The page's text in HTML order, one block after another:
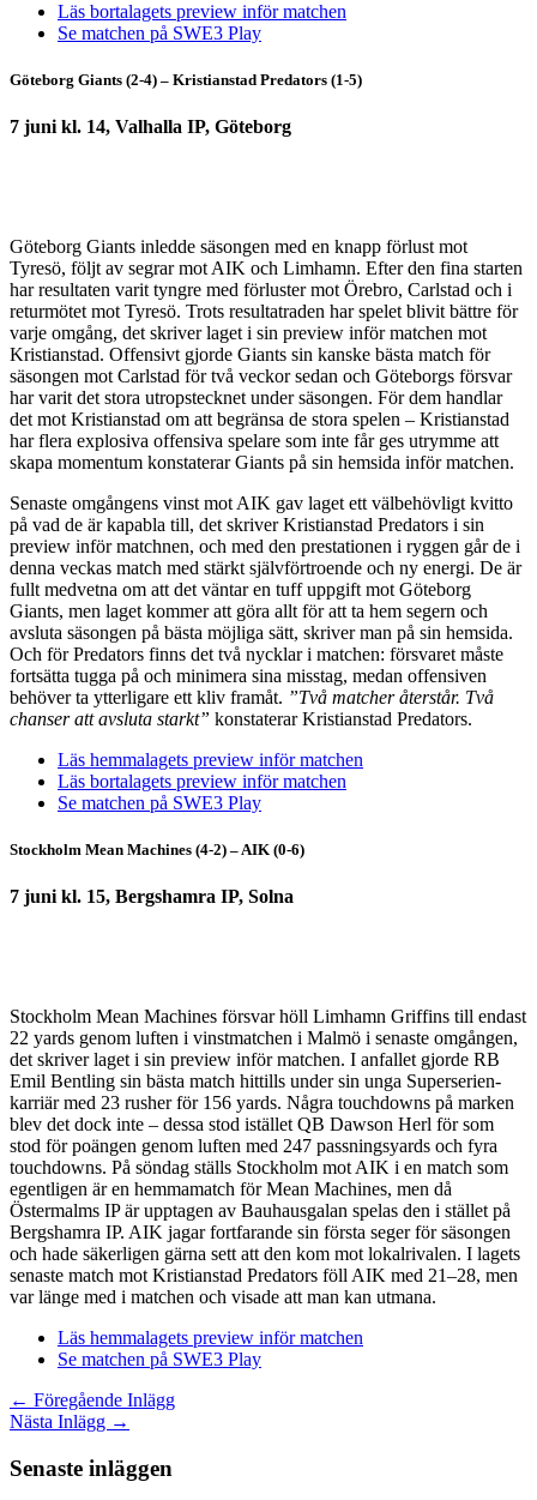
Läs bortalagets preview inför matchen
Se matchen på SWE3 Play
Göteborg Giants (2-4) – Kristianstad Predators (1-5)
7 juni kl. 14, Valhalla IP, Göteborg
Göteborg Giants inledde säsongen med en knapp förlust mot
Tyresö, följt av segrar mot AIK och Limhamn. Efter den fina starten
har resultaten varit tyngre med förluster mot Örebro, Carlstad och i
returmötet mot Tyresö. Trots resultatraden har spelet blivit bättre för
varje omgång, det skriver laget i sin preview inför matchen mot
Kristianstad. Offensivt gjorde Giants sin kanske bästa match för
säsongen mot Carlstad för två veckor sedan och Göteborgs försvar
har varit det stora utropstecknet under säsongen. För dem handlar
det mot Kristianstad om att begränsa de stora spelen – Kristianstad
har flera explosiva offensiva spelare som inte får ges utrymme att
skapa momentum konstaterar Giants på sin hemsida inför matchen.
Senaste omgångens vinst mot AIK gav laget ett välbehövligt kvitto
på vad de är kapabla till, det skriver Kristianstad Predators i sin
preview inför matchnen, och med den prestationen i ryggen går de i
denna veckas match med stärkt självförtroende och ny energi. De är
fullt medvetna om att det väntar en tuff uppgift mot Göteborg
Giants, men laget kommer att göra allt för att ta hem segern och
avsluta säsongen på bästa möjliga sätt, skriver man på sin hemsida.
Och för Predators finns det två nycklar i matchen: försvaret måste
fortsätta tugga på och minimera sina misstag, medan offensiven
behöver ta ytterligare ett kliv framåt. ”Två matcher återstår. Två
chanser att avsluta starkt” konstaterar Kristianstad Predators.
Läs hemmalagets preview inför matchen
Läs bortalagets preview inför matchen
Se matchen på SWE3 Play
Stockholm Mean Machines (4-2) – AIK (0-6)
7 juni kl. 15, Bergshamra IP, Solna
Stockholm Mean Machines försvar höll Limhamn Griffins till endast
22 yards genom luften i vinstmatchen i Malmö i senaste omgången,
det skriver laget i sin preview inför matchen. I anfallet gjorde RB
Emil Bentling sin bästa match hittills under sin unga Superserien-
karriär med 23 rusher för 156 yards. Några touchdowns på marken
blev det dock inte – dessa stod istället QB Dawson Herl för som
stod för poängen genom luften med 247 passningsyards och fyra
touchdowns. På söndag ställs Stockholm mot AIK i en match som
egentligen är en hemmamatch för Mean Machines, men då
Östermalms IP är upptagen av Bauhausgalan spelas den i stället på
Bergshamra IP. AIK jagar fortfarande sin första seger för säsongen
och hade säkerligen gärna sett att den kom mot lokalrivalen. I lagets
senaste match mot Kristianstad Predators föll AIK med 21–28, men
var länge med i matchen och visade att man kan utmana.
Läs hemmalagets preview inför matchen
Se matchen på SWE3 Play
← Föregående Inlägg
Nästa Inlägg →
Senaste inläggen